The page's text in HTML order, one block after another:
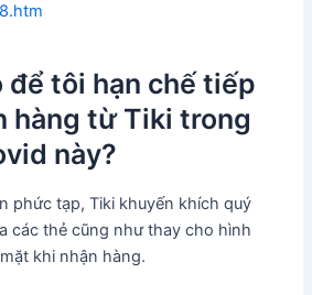
để tôi hạn chế tiếp
hàng từ Tiki trong
này?
phức tạp, Tiki khuyến khích quý
các thẻ cũng như thay cho hình
khi nhận hàng.